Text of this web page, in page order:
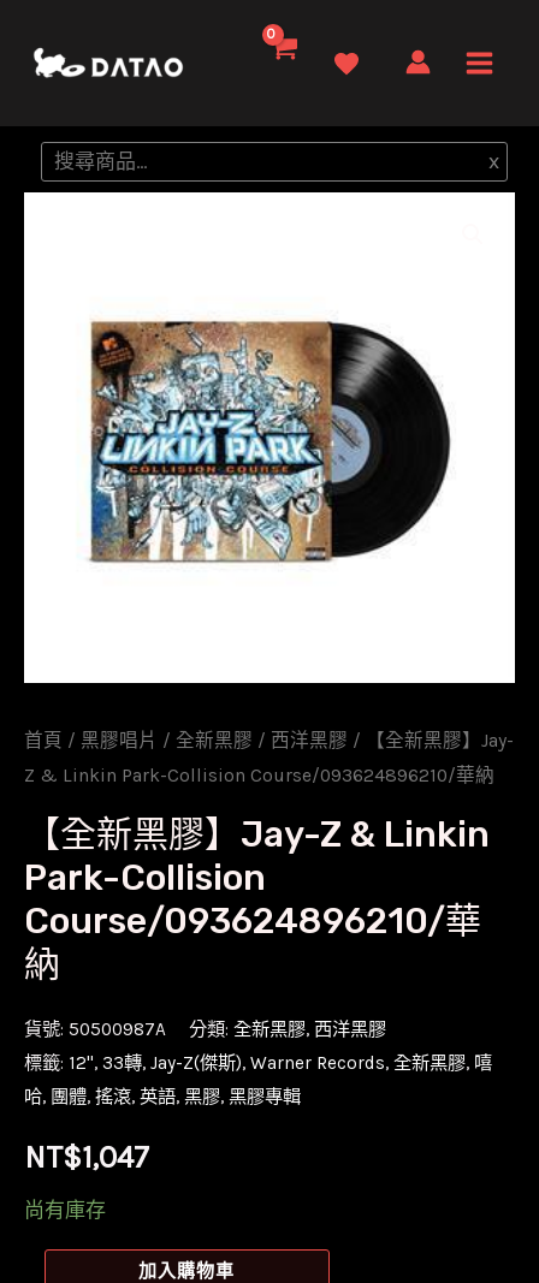
要
Menu
搜
尋
x
首頁 / 黑膠唱片 / 全新黑膠 / 西洋黑膠 / 【全新黑膠】Jay-
Z & Linkin Park-Collision Course/093624896210/華納
【全新黑膠】Jay-Z & Linkin
Park-Collision
Course/093624896210/華
納
貨號: 50500987A 分類: 全新黑膠, 西洋黑膠
標籤: 12'', 33轉, Jay-Z(傑斯), Warner Records, 全新黑膠, 嘻
哈, 團體, 搖滾, 英語, 黑膠, 黑膠專輯
NT$1,047
尚有庫存
加入購物車